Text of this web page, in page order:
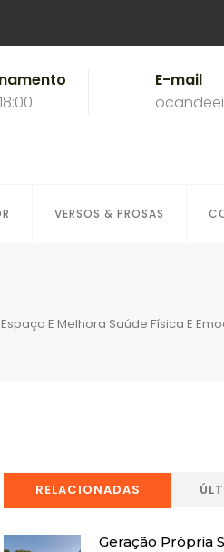
E-mail
VERSOS & PROSAS
E Melhora Saúde Física E
RELACIONADAS
Geração Própria